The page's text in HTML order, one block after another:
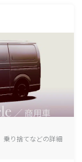
乗り捨てなどの詳細